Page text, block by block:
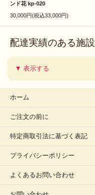
ンド花 kp-020
30,000円(税込33,000円)
配達実績のある施設
▼ 表示する
ホーム
ご注文の前に
特定商取引法に基づく表記
プライバシーポリシー
よくあるお問い合わせ